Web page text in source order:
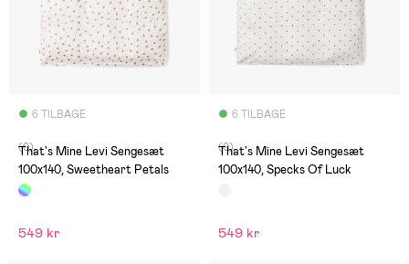
6 TILBAGE
(0)
That's Mine Levi Sengesæt
100x140, Sweetheart Petals
549 kr
6 TILBAGE
(0)
That's Mine Levi Sengesæt
100x140, Specks Of Luck
549 kr